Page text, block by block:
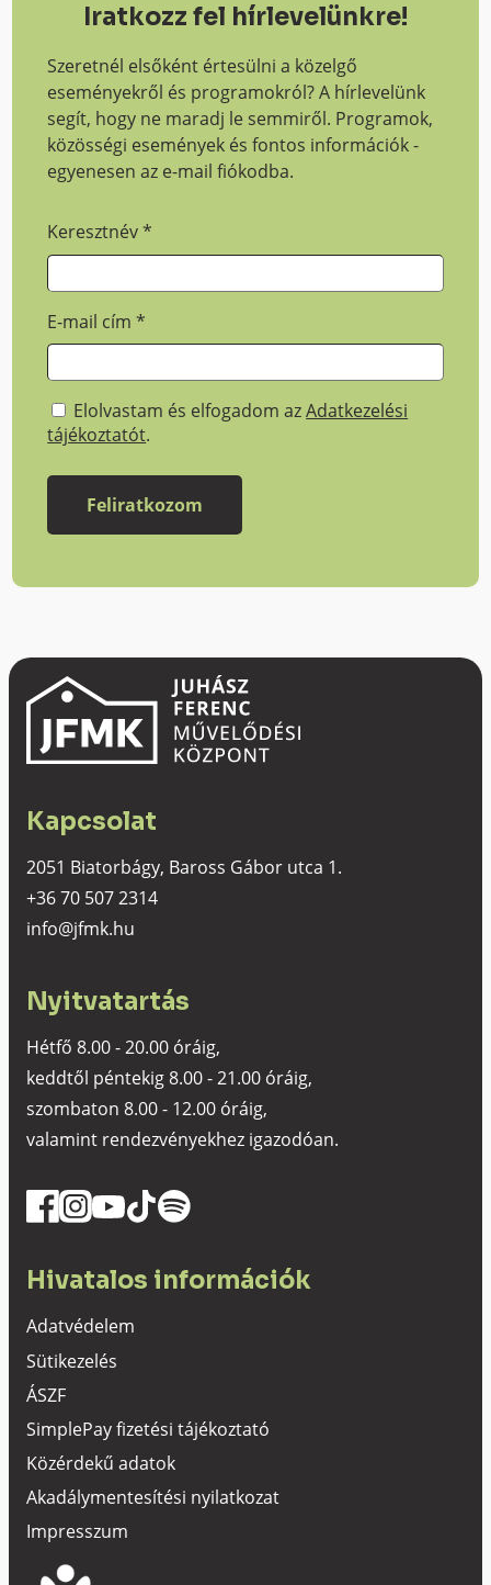
Iratkozz fel hírlevelünkre!
Szeretnél elsőként értesülni a közelgő
eseményekről és programokról? A hírlevelünk
segít, hogy ne maradj le semmiről. Programok,
közösségi események és fontos információk -
egyenesen az e-mail fiókodba.
Keresztnév*
E-mail cím*
Elolvastam és elfogadom azAdatkezelési
tájékoztatót.
Kapcsolat
2051 Biatorbágy, Baross Gábor utca 1.
+36 70 507 2314
info@jfmk.hu
Nyitvatartás
Hétfő 8.00 - 20.00 óráig,
keddtől péntekig 8.00 - 21.00 óráig,
szombaton 8.00 - 12.00 óráig,
valamint rendezvényekhez igazodóan.
Hivatalos információk
Adatvédelem
Sütikezelés
ÁSZF
SimplePay fizetési tájékoztató
Közérdekű adatok
Akadálymentesítési nyilatkozat
Impresszum